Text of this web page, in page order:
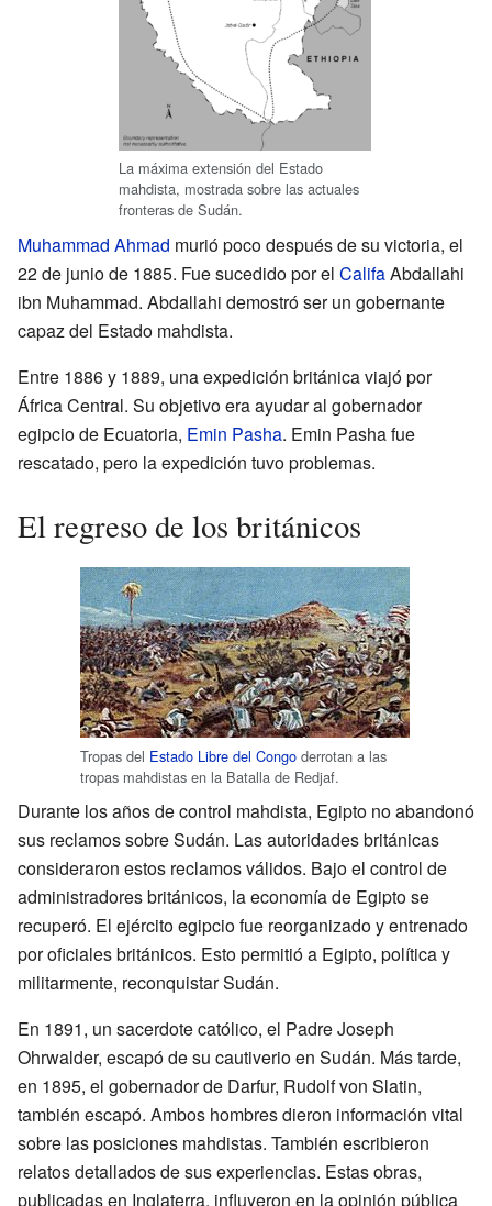
La máxima extensión del Estado
mahdista, mostrada sobre las actuales
fronteras de Sudán.
Muhammad Ahmad murió poco después de su victoria, el
22 de junio de 1885. Fue sucedido por el CalifaAbdallahi
ibn Muhammad. Abdallahi demostró ser un gobernante
capaz del Estado mahdista.
Entre 1886 y 1889, una expedición británica viajó por
África Central. Su objetivo era ayudar al gobernador
egipcio de Ecuatoria, Emin Pasha. Emin Pasha fue
rescatado, pero la expedición tuvo problemas.
El regreso de los británicos
Tropas del Estado Libre del Congo derrotan a las
tropas mahdistas en la Batalla de Redjaf.
Durante los años de control mahdista, Egipto no abandonó
sus reclamos sobre Sudán. Las autoridades británicas
consideraron estos reclamos válidos. Bajo el control de
administradores británicos, la economía de Egipto se
recuperó. El ejército egipcio fue reorganizado y entrenado
por oficiales británicos. Esto permitió a Egipto, política y
militarmente, reconquistar Sudán.
En 1891, un sacerdote católico, el Padre Joseph
Ohrwalder, escapó de su cautiverio en Sudán. Más tarde,
en 1895, el gobernador de Darfur, Rudolf von Slatin,
también escapó. Ambos hombres dieron información vital
sobre las posiciones mahdistas. También escribieron
relatos detallados de sus experiencias. Estas obras,
publicadas en Inglaterra, influyeron en la opinión pública